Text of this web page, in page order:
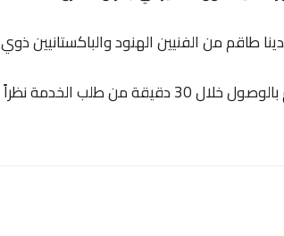
طاقم من الفنيين الهنود والباكستانيين ذوي
نحن نلتزم بالوصول خلال 30 دقيقة من طلب الخدمة نظراً